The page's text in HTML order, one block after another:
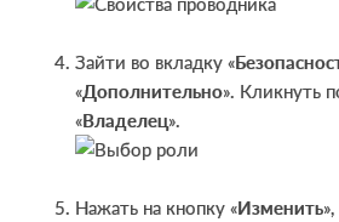
Зайти во вкладку «
«Дополнительно». Кликнуть
«Владелец».
Нажать на кнопку «Изменить